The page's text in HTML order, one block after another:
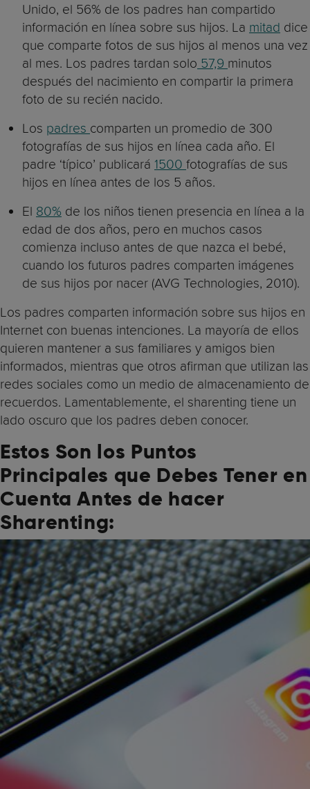
Unido, el 56% de los padres han compartido
información en línea sobre sus hijos. La mitad dice
que comparte fotos de sus hijos al menos una vez
al mes. Los padres tardan solo 57,9 minutos
después del nacimiento en compartir la primera
foto de su recién nacido.
Los padres comparten un promedio de 300
fotografías de sus hijos en línea cada año. El
padre ‘típico’ publicará 1500 fotografías de sus
hijos en línea antes de los 5 años.
El 80% de los niños tienen presencia en línea a la
edad de dos años, pero en muchos casos
comienza incluso antes de que nazca el bebé,
cuando los futuros padres comparten imágenes
de sus hijos por nacer (AVG Technologies, 2010).
Los padres comparten información sobre sus hijos en
Internet con buenas intenciones. La mayoría de ellos
quieren mantener a sus familiares y amigos bien
informados, mientras que otros afirman que utilizan las
redes sociales como un medio de almacenamiento de
recuerdos. Lamentablemente, el sharenting tiene un
lado oscuro que los padres deben conocer.
Estos Son los Puntos
Principales que Debes Tener en
Cuenta Antes de hacer
Sharenting: